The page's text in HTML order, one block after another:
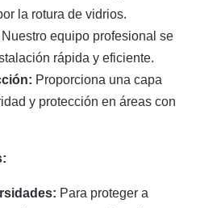
la rotura de vidrios.
Nuestro equipo profesional se
rápida y eficiente.
Proporciona una capa
y protección en áreas con
Para proteger a